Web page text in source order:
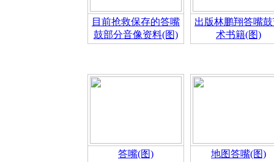
目前抢救保存的答嘴
鼓部分音像资料(图)
出版林鹏翔答嘴
术书籍(图)
答嘴(图) 地图答嘴(图)